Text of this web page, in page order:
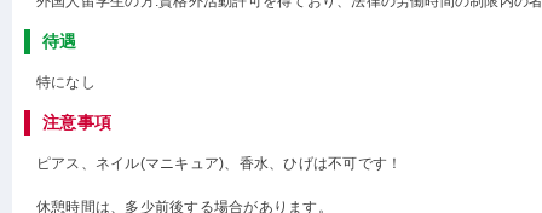
待遇
特になし
注意事項
ピアス、ネイル(マニキュア)、香水、ひげは不可です！
休憩時間は、多少前後する場合があります。